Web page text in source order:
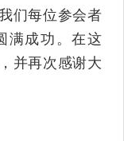
们每位参会者
满成功。在这
并再次感谢大